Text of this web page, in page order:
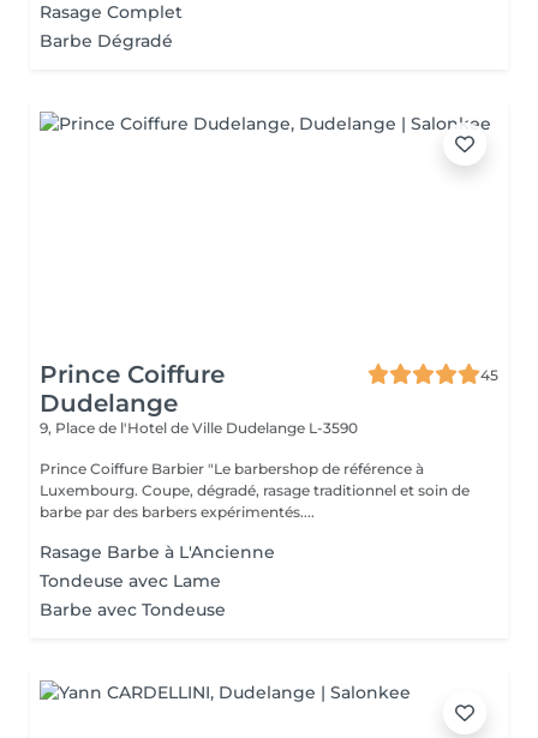
Rasage Complet
Barbe Dégradé
Prince Coiffure
Dudelange
45
9, Place de l'Hotel de Ville Dudelange L-3590
Prince Coiffure Barbier "Le barbershop de référence à
Luxembourg. Coupe, dégradé, rasage traditionnel et soin de
barbe par des barbers expérimentés....
Rasage Barbe à L'Ancienne
Tondeuse avec Lame
Barbe avec Tondeuse